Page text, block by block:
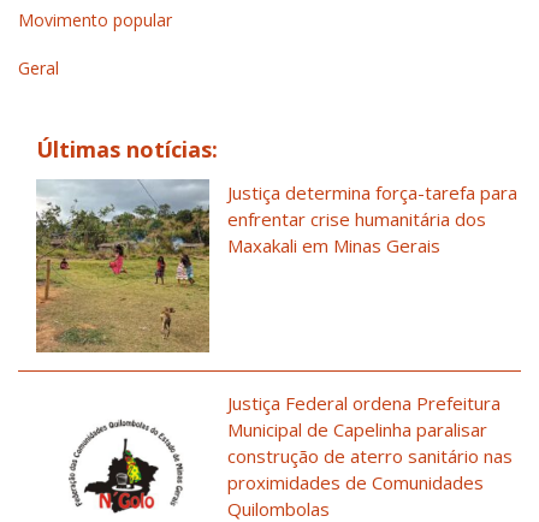
Movimento popular
Geral
Últimas notícias:
Justiça determina força-tarefa para
enfrentar crise humanitária dos
Maxakali em Minas Gerais
Justiça Federal ordena Prefeitura
Municipal de Capelinha paralisar
construção de aterro sanitário nas
proximidades de Comunidades
Quilombolas